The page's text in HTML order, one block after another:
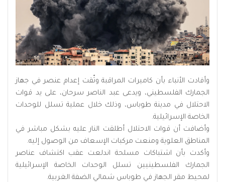
وأفادت الأنباء بأن كاميرات المراقبة وثّقت إعدام عنصر في جهاز
الجمارك الفلسطيني، ويدعى عبد الناصر سرحان، على يد قوات
الاحتلال في مدينة طوباس، وذلك خلال عملية تسلل للوحدات
الخاصة الإسرائيلية.
وأضافت أن قوات الاحتلال أطلقت النار عليه بشكل مباشر في
المناطق العلوية ومنعت مركبات الإسعاف من الوصول إليه.
وأكدت بأن اشتباكات مسلحة اندلعت عقب اكتشاف عناصر
الجمارك الفلسطينيين تسلل الوحدات الخاصة الإسرائيلية
لمحيط مقر الجهاز في طوباس شمالي الضفة الغربية.